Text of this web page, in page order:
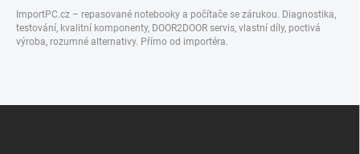
ImportPC.cz – repasované notebooky a počítače se zárukou. Diagnostika,
testování, kvalitní komponenty, DOOR2DOOR servis, vlastní díly, poctivá
výroba, rozumné alternativy. Přímo od importéra.